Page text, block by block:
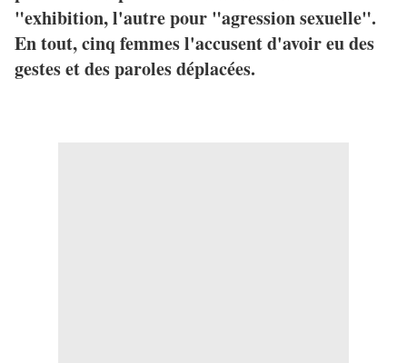
"exhibition, l'autre pour "agression sexuelle".
En tout, cinq femmes l'accusent d'avoir eu des
gestes et des paroles déplacées.